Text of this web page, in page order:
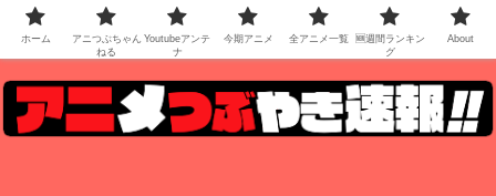
ホーム
アニつぶちゃん
ねる
Youtubeアンテ
ナ
今期アニメ 全アニメ一覧
🆕週間ランキン
グ
About